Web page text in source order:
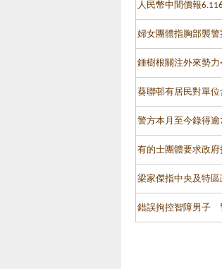
人民幣中間價報
婦女團體指胸部襲
鍾樹根關注外來勢
葵聯邨有居民對單
警方本月至今錄得
有的士團體要求政
梁家傑指中央及特
錯誤拘控智障男子